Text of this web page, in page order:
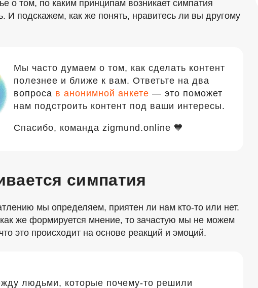
о том, по каким принципам возникает симпатия
И подскажем, как же понять, нравитесь ли вы другому
Мы часто думаем о том, как сделать контент
полезнее и ближе к вам. Ответьте на два
вопроса в анонимной анкете — это поможет
нам подстроить контент под ваши интересы.
Спасибо, команда zigmund.online 🧡
симпатия
мы определяем, приятен ли нам кто-то или нет.
же формируется мнение, то зачастую мы не можем
это происходит на основе реакций и эмоций.
людьми, которые почему-то решили